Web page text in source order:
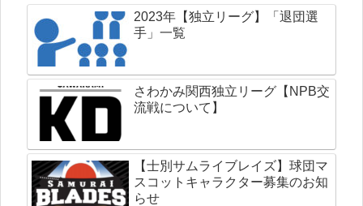
2023年【独立リーグ】「退団選
手」一覧
さわかみ関西独立リーグ【NPB交
流戦について】
【士別サムライブレイズ】球団マ
スコットキャラクター募集のお知
らせ